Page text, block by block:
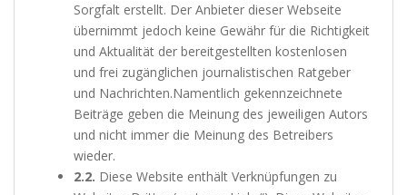
Sorgfalt erstellt. Der Anbieter dieser Webseite
übernimmt jedoch keine Gewähr für die Richtigkeit
und Aktualität der bereitgestellten kostenlosen
und frei zugänglichen journalistischen Ratgeber
und Nachrichten.Namentlich gekennzeichnete
Beiträge geben die Meinung des jeweiligen Autors
und nicht immer die Meinung des Betreibers
wieder.
2.2. Diese Website enthält Verknüpfungen zu